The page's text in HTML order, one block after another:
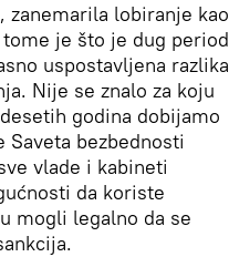
lobiranje kao
je što je dug period
uspostavljena razlika
Nije se znalo za koju
godina dobijamo
bezbednosti
vlade i kabineti
da koriste
mogli legalno da se